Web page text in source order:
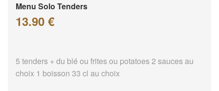
Menu Solo Tenders
13.90 €
5 tenders + du blé ou frites ou potatoes 2 sauces au
choix 1 boisson 33 cl au choix